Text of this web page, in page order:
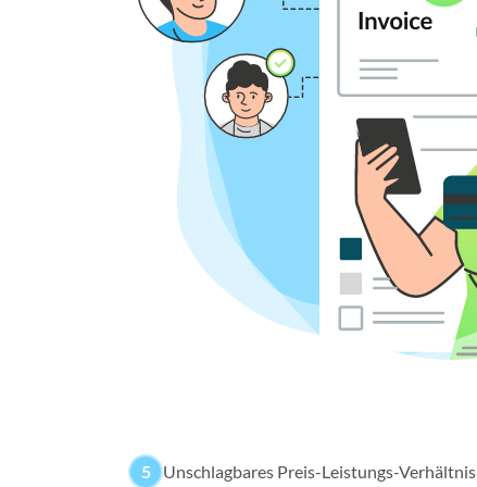
5 Unschlagbares Preis-Leistungs-Verhältnis